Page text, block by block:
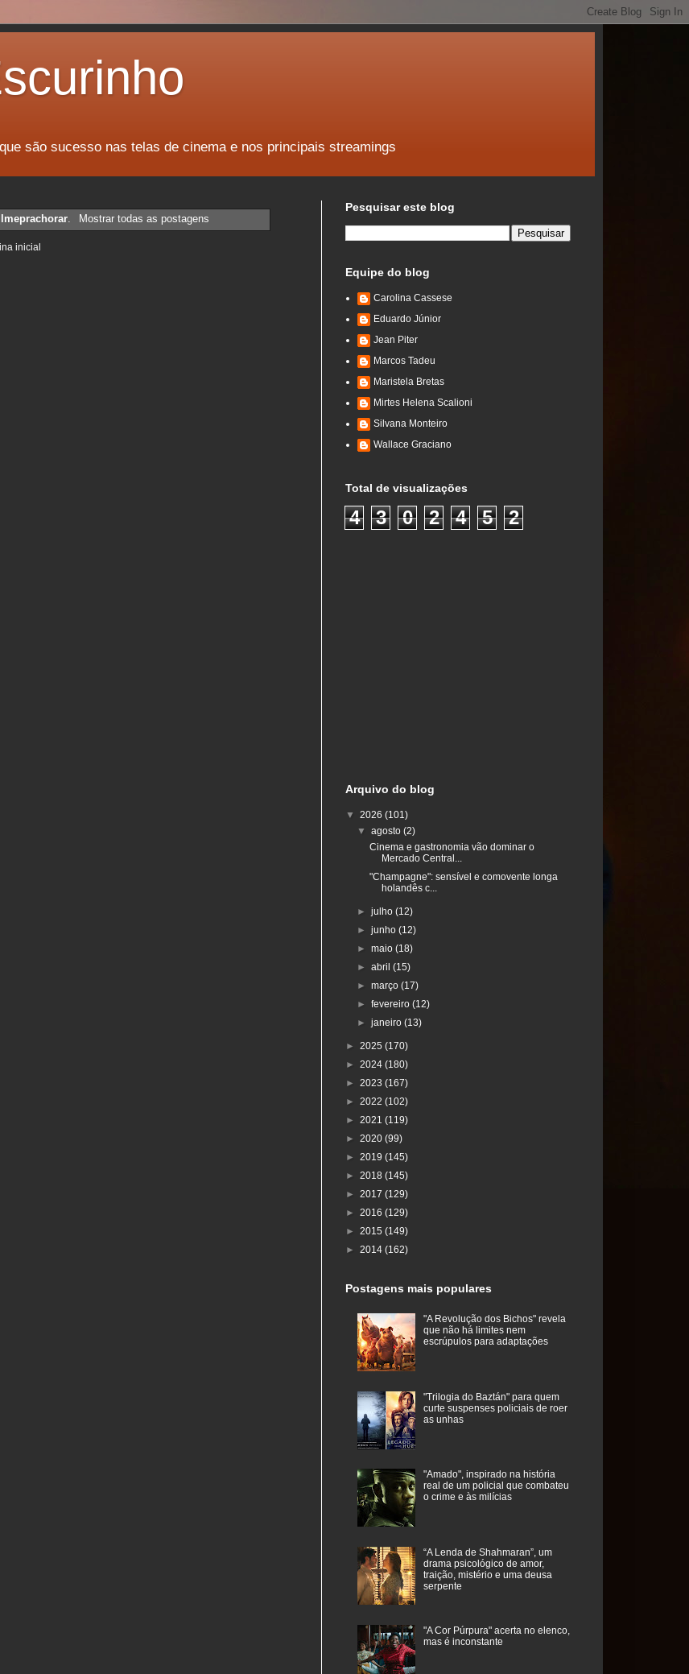
são sucesso nas telas de cinema e nos principais streamings
. Mostrar todas as postagens
inicial
Pesquisar este blog
Equipe do blog
Carolina Cassese
Eduardo Júnior
Jean Piter
Marcos Tadeu
Maristela Bretas
Mirtes Helena Scalioni
Silvana Monteiro
Wallace Graciano
Total de visualizações
4 3 0 2 4 5 2
Arquivo do blog
▼ 2026 (101)
▼agosto(2)
Cinema e gastronomia vão dominar o
Mercado Central...
"Champagne": sensível e comovente longa
holandês c...
►julho(12)
►junho(12)
►maio(18)
►abril(15)
►março(17)
►fevereiro(12)
►janeiro(13)
► 2025 (170)
► 2024 (180)
► 2023 (167)
► 2022 (102)
► 2021 (119)
► 2020 (99)
► 2019 (145)
► 2018 (145)
► 2017 (129)
► 2016 (129)
► 2015 (149)
► 2014 (162)
Postagens mais populares
"A Revolução dos Bichos" revela
que não há limites nem
escrúpulos para adaptações
"Trilogia do Baztán" para quem
curte suspenses policiais de roer
as unhas
"Amado", inspirado na história
real de um policial que combateu
o crime e às milícias
“A Lenda de Shahmaran”, um
drama psicológico de amor,
traição, mistério e uma deusa
serpente
"A Cor Púrpura" acerta no elenco,
mas é inconstante